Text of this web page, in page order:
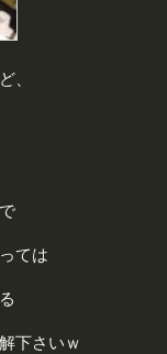
、
ては
下さいｗ